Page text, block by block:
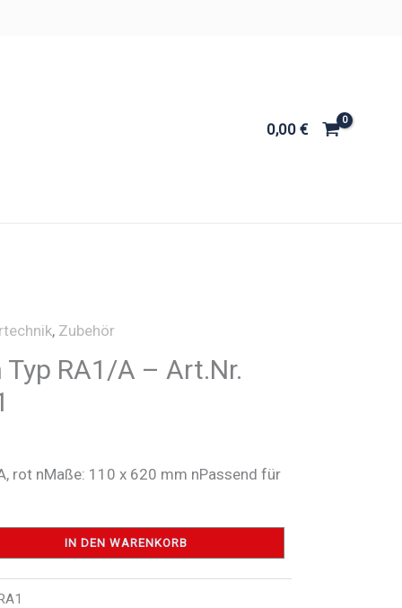
0,00 €
, Zubehör
RA1/A – Art.Nr.
rot nMaße: 110 x 620 mm nPassend für
IN DEN WARENKORB